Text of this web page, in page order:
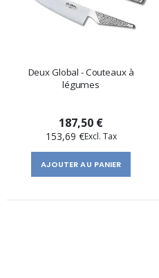
Deux Global - Couteaux à
légumes
187,50 €
153,69 €
AJOUTER AU PANIER